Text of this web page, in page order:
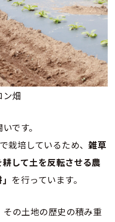
ン畑
です。
栽培しているため、雑草
して土を反転させる農
を行っています。
その土地の歴史の積み重